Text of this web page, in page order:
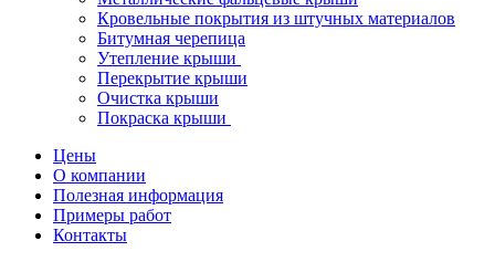
Кровельные покрытия из штучных материалов
Битумная черепица
Утепление крыши
Перекрытие крыши
Очистка крыши
Покраска крыши
Цены
О компании
Полезная информация
Примеры работ
Контакты